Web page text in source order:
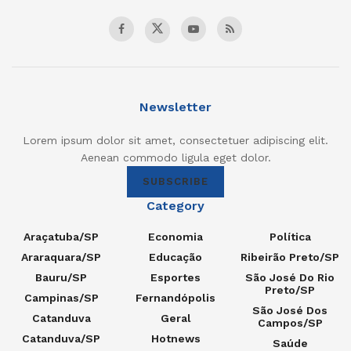
Newsletter
Lorem ipsum dolor sit amet, consectetuer adipiscing elit.
Aenean commodo ligula eget dolor.
SUBSCRIBE
Category
Araçatuba/SP
Araraquara/SP
Bauru/SP
Campinas/SP
Catanduva
Catanduva/SP
Economia
Educação
Esportes
Fernandópolis
Geral
Hotnews
Política
Ribeirão Preto/SP
São José Do Rio
Preto/SP
São José Dos
Campos/SP
Saúde